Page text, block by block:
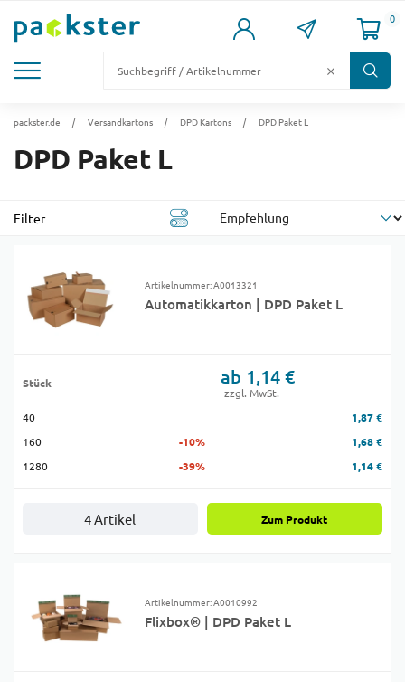
KARTONS
VERSANDKARTONS
VERSANDVERPACKUNG
FÜLL- & POLSTERMATERIAL
LAGER & PALETTIERUNG
0
packster.de Versandkartons DPD Kartons DPD Paket L
DPD Paket L
Filter
Artikelnummer: A0013321
Automatikkarton | DPD Paket L
Stück ab 1,14 €
zzgl. MwSt.
40
1,87 €
160
-10%
1,68 €
1280
-39% 1,14 €
4 Artikel Zum Produkt
Artikelnummer: A0010992
Flixbox® | DPD Paket L